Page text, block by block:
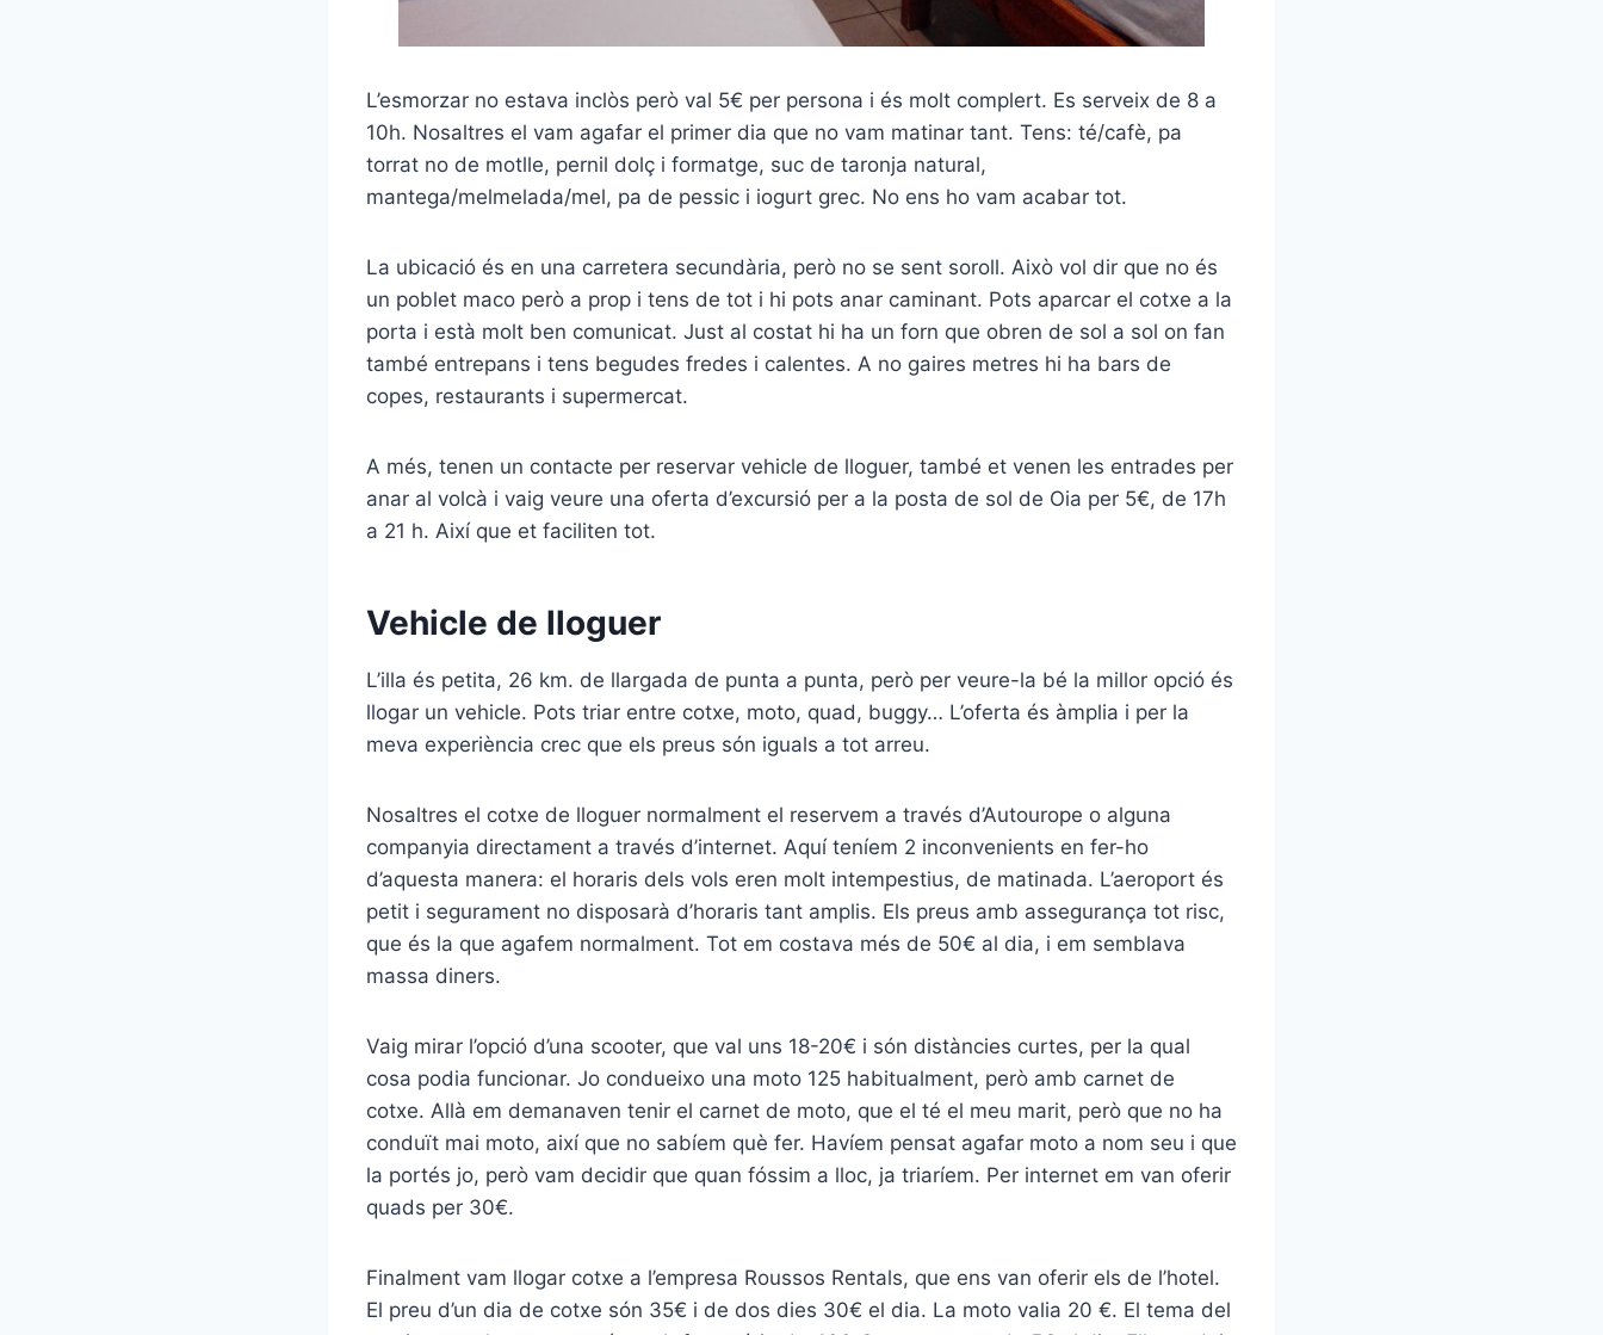
L’esmorzar no estava inclòs però val 5€ per persona i és molt complert. Es serveix de 8 a
10h. Nosaltres el vam agafar el primer dia que no vam matinar tant. Tens: té/cafè, pa
torrat no de motlle, pernil dolç i formatge, suc de taronja natural,
mantega/melmelada/mel, pa de pessic i iogurt grec. No ens ho vam acabar tot.
La ubicació és en una carretera secundària, però no se sent soroll. Això vol dir que no és
un poblet maco però a prop i tens de tot i hi pots anar caminant. Pots aparcar el cotxe a la
porta i està molt ben comunicat. Just al costat hi ha un forn que obren de sol a sol on fan
també entrepans i tens begudes fredes i calentes. A no gaires metres hi ha bars de
copes, restaurants i supermercat.
A més, tenen un contacte per reservar vehicle de lloguer, també et venen les entrades per
anar al volcà i vaig veure una oferta d’excursió per a la posta de sol de Oia per 5€, de 17h
a 21 h. Així que et faciliten tot.
Vehicle de lloguer
L’illa és petita, 26 km. de llargada de punta a punta, però per veure-la bé la millor opció és
llogar un vehicle. Pots triar entre cotxe, moto, quad, buggy… L’oferta és àmplia i per la
meva experiència crec que els preus són iguals a tot arreu.
Nosaltres el cotxe de lloguer normalment el reservem a través d’Autourope o alguna
companyia directament a través d’internet. Aquí teníem 2 inconvenients en fer-ho
d’aquesta manera: el horaris dels vols eren molt intempestius, de matinada. L’aeroport és
petit i segurament no disposarà d’horaris tant amplis. Els preus amb assegurança tot risc,
que és la que agafem normalment. Tot em costava més de 50€ al dia, i em semblava
massa diners.
Vaig mirar l’opció d’una scooter, que val uns 18-20€ i són distàncies curtes, per la qual
cosa podia funcionar. Jo condueixo una moto 125 habitualment, però amb carnet de
cotxe. Allà em demanaven tenir el carnet de moto, que el té el meu marit, però que no ha
conduït mai moto, així que no sabíem què fer. Havíem pensat agafar moto a nom seu i que
la portés jo, però vam decidir que quan fóssim a lloc, ja triaríem. Per internet em van oferir
quads per 30€.
Finalment vam llogar cotxe a l’empresa Roussos Rentals, que ens van oferir els de l’hotel.
El preu d’un dia de cotxe són 35€ i de dos dies 30€ el dia. La moto valia 20 €. El tema del